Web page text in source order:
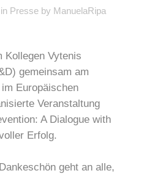
in Presse by ManuelaRipa
Kollegen Vytenis
gemeinsam am
Europäischen
Veranstaltung
A Dialogue with
Erfolg.
geht an alle,